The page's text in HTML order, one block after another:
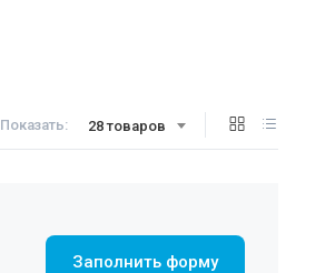
Показать: 28 товаров
Заполнить форму